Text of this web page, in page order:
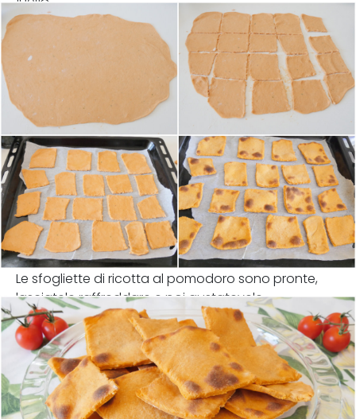
180°C.
Le sfogliette di ricotta al pomodoro sono pronte,
lasciatele raffreddare e poi gustatevele.